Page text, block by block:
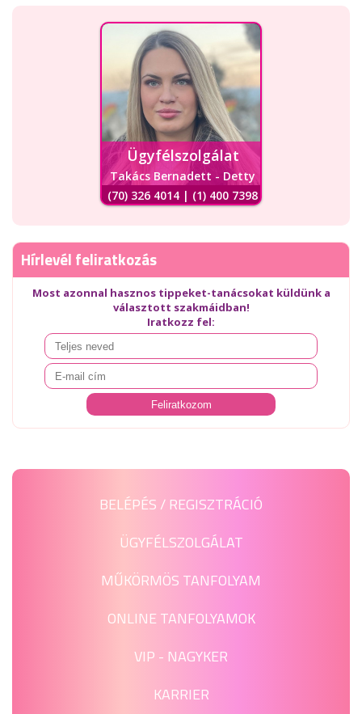
Ügyfélszolgálat
Takács Bernadett - Detty
(70) 326 4014 | (1) 400 7398
Hírlevél feliratkozás
Most azonnal hasznos tippeket-tanácsokat küldünk a
választott szakmáidban!
Iratkozz fel:
BELÉPÉS / REGISZTRÁCIÓ
ÜGYFÉLSZOLGÁLAT
MŰKÖRMÖS TANFOLYAM
ONLINE TANFOLYAMOK
VIP - NAGYKER
KARRIER